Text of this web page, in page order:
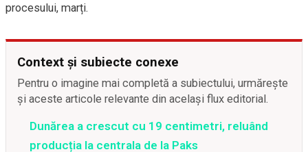
procesului, marți.
Context și subiecte conexe
Pentru o imagine mai completă a subiectului, urmărește
și aceste articole relevante din același flux editorial.
Dunărea a crescut cu 19 centimetri, reluând
producția la centrala de la Paks